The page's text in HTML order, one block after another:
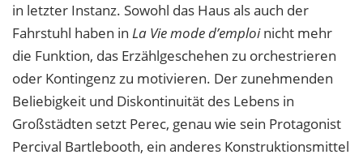
in letzter Instanz. Sowohl das Haus als auch der
Fahrstuhl haben in La Vie mode d’emploinicht mehr
die Funktion, das Erzählgeschehen zu orchestrieren
oder Kontingenz zu motivieren. Der zunehmenden
Beliebigkeit und Diskontinuität des Lebens in
Großstädten setzt Perec, genau wie sein Protagonist
Percival Bartlebooth, ein anderes Konstruktionsmittel